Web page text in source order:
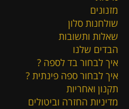
מזנונים
שולחנות סלון
שאלות ותשובות
הבדים שלנו
איך לבחור בד לספה ?
איך לבחור ספה פינתית ?
תקנון ואחריות
מדיניות החזרה וביטולים